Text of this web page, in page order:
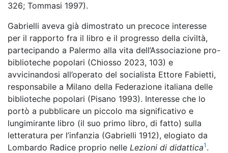
326; Tommasi 1997).
Gabrielli aveva già dimostrato un precoce interesse
per il rapporto fra il libro e il progresso della civiltà,
partecipando a Palermo alla vita dell’Associazione pro-
biblioteche popolari (Chiosso 2023, 103) e
avvicinandosi all’operato del socialista Ettore Fabietti,
responsabile a Milano della Federazione italiana delle
biblioteche popolari (Pisano 1993). Interesse che lo
portò a pubblicare un piccolo ma significativo e
lungimirante libro (il suo primo libro, di fatto) sulla
letteratura per l’infanzia (Gabrielli 1912), elogiato da
Lombardo Radice proprio nelle Lezioni di didattica1 .